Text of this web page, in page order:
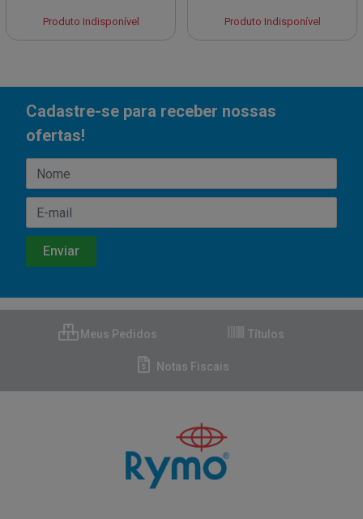
Produto Indisponível Produto Indisponível
Cadastre-se para receber nossas
ofertas!
Meus Pedidos Títulos
Notas Fiscais